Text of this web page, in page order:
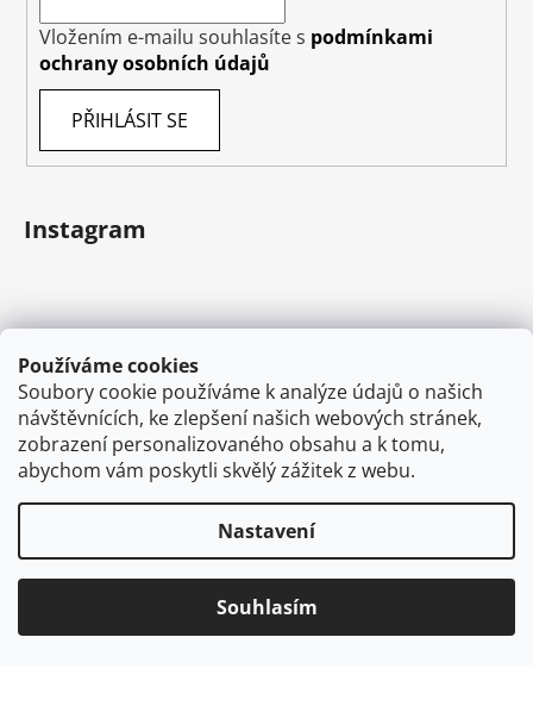
Používáme cookies
Soubory cookie používáme k analýze údajů o našich
návštěvnících, ke zlepšení našich webových stránek,
zobrazení personalizovaného obsahu a k tomu,
abychom vám poskytli skvělý zážitek z webu.
Nastavení
Souhlasím
Vložením e-mailu souhlasíte s podmínkami
ochrany osobních údajů
PŘIHLÁSIT SE
Instagram
Sledovat na Instagramu
Vytvořil Shoptet